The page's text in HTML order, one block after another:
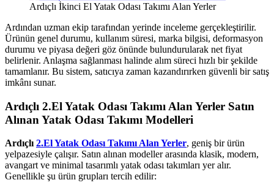
Ardıçlı İkinci El Yatak Odası Takımı Alan Yerler
Ardından uzman ekip tarafından yerinde inceleme gerçekleştirilir.
Ürünün genel durumu, kullanım süresi, marka bilgisi, deformasyon
durumu ve piyasa değeri göz önünde bulundurularak net fiyat
belirlenir. Anlaşma sağlanması halinde alım süreci hızlı bir şekilde
tamamlanır. Bu sistem, satıcıya zaman kazandırırken güvenli bir satış
imkânı sunar.
Ardıçlı 2.El Yatak Odası Takımı Alan Yerler Satın
Alınan Yatak Odası Takımı Modelleri
Ardıçlı 2.El Yatak Odası Takımı Alan Yerler, geniş bir ürün
yelpazesiyle çalışır. Satın alınan modeller arasında klasik, modern,
avangart ve minimal tasarımlı yatak odası takımları yer alır.
Genellikle şu ürün grupları tercih edilir: